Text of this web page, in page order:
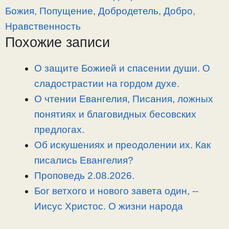
y
n
e
a
e
o
р
и
Божия, Попущение, Добродетель, Добро,
Нравственность
Похожие записи
О защите Божией и спасении души. О
сладострастии на гордом духе.
О чтении Евангелия, Писания, ложных
понятиях и благовидных бесовских
предлогах.
Об искушениях и преодолении их. Как
писались Евангелия?
Проповедь 2.08.2026.
Бог ветхого и нового завета один, -­
Иисус Христос. О жизни народа